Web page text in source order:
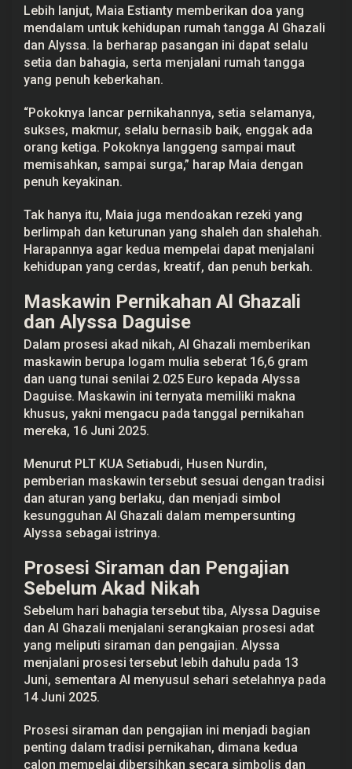
Lebih lanjut, Maia Estianty memberikan doa yang
mendalam untuk kehidupan rumah tangga Al Ghazali
dan Alyssa. Ia berharap pasangan ini dapat selalu
setia dan bahagia, serta menjalani rumah tangga
yang penuh keberkahan.
“Pokoknya lancar pernikahannya, setia selamanya,
sukses, makmur, selalu bernasib baik, enggak ada
orang ketiga. Pokoknya langgeng sampai maut
memisahkan, sampai surga,” harap Maia dengan
penuh keyakinan.
Tak hanya itu, Maia juga mendoakan rezeki yang
berlimpah dan keturunan yang shaleh dan shalehah.
Harapannya agar kedua mempelai dapat menjalani
kehidupan yang cerdas, kreatif, dan penuh berkah.
Maskawin Pernikahan Al Ghazali
dan Alyssa Daguise
Dalam prosesi akad nikah, Al Ghazali memberikan
maskawin berupa logam mulia seberat 16,6 gram
dan uang tunai senilai 2.025 Euro kepada Alyssa
Daguise. Maskawin ini ternyata memiliki makna
khusus, yakni mengacu pada tanggal pernikahan
mereka, 16 Juni 2025.
Menurut PLT KUA Setiabudi, Husen Nurdin,
pemberian maskawin tersebut sesuai dengan tradisi
dan aturan yang berlaku, dan menjadi simbol
kesungguhan Al Ghazali dalam mempersunting
Alyssa sebagai istrinya.
Prosesi Siraman dan Pengajian
Sebelum Akad Nikah
Sebelum hari bahagia tersebut tiba, Alyssa Daguise
dan Al Ghazali menjalani serangkaian prosesi adat
yang meliputi siraman dan pengajian. Alyssa
menjalani prosesi tersebut lebih dahulu pada 13
Juni, sementara Al menyusul sehari setelahnya pada
14 Juni 2025.
Prosesi siraman dan pengajian ini menjadi bagian
penting dalam tradisi pernikahan, dimana kedua
calon mempelai dibersihkan secara simbolis dan